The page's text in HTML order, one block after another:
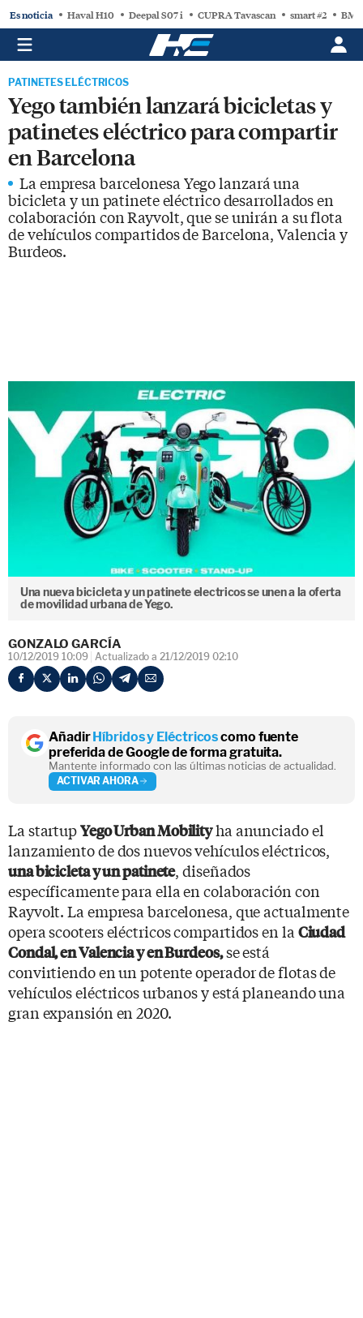
Es noticia Haval H10 Deepal S07 i CUPRA Tavascan smart #2
PATINETES ELÉCTRICOS
Yego también lanzará bicicletas y
patinetes eléctrico para compartir
en Barcelona
La empresa barcelonesa Yego lanzará una
bicicleta y un patinete eléctrico desarrollados en
colaboración con Rayvolt, que se unirán a su flota
de vehículos compartidos de Barcelona, Valencia y
Burdeos.
Una nueva bicicleta y un patinete electricos se unen a la oferta
de movilidad urbana de Yego.
GONZALO GARCÍA
10/12/2019 10:09 Actualizado a 21/12/2019 02:10
AñadirHíbridos y Eléctricoscomo fuente
preferida de Google de forma gratuita.
Mantente informado con las últimas noticias de actualidad.
ACTIVAR AHORA
La startupYego Urban Mobilityha anunciado el
lanzamiento de dos nuevos vehículos eléctricos,
una bicicleta y un patinete, diseñados
específicamente para ella en colaboración con
Rayvolt. La empresa barcelonesa, que actualmente
opera scooters eléctricos compartidos en la Ciudad
Condal, en ​​Valencia y en Burdeos,se está
convirtiendo en un potente operador de flotas de
vehículos eléctricos urbanos y está planeando una
gran expansión en 2020.